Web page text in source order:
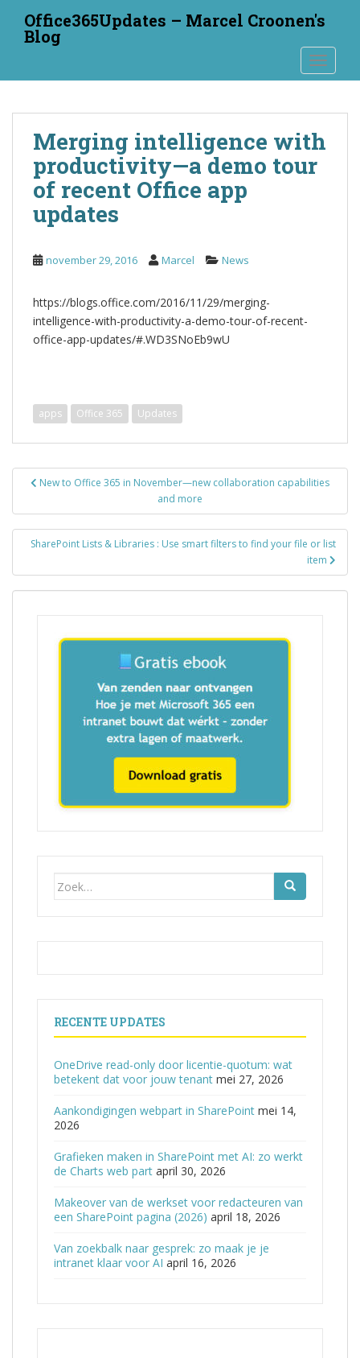
t
Office365Updates – Marcel Croonen's
Blog
Merging intelligence with
productivity—a demo tour
of recent Office app
updates
november 29, 2016 Marcel News
https://blogs.office.com/2016/11/29/merging-
intelligence-with-productivity-a-demo-tour-of-recent-
office-app-updates/#.WD3SNoEb9wU
apps Office 365 Updates
Bericht
New to Office 365 in November—new collaboration capabilities
and more
SharePoint Lists & Libraries : Use smart filters to find your file or list
item
Zoek
RECENTE UPDATES
OneDrive read-only door licentie-quotum: wat
betekent dat voor jouw tenant mei 27, 2026
Aankondigingen webpart in SharePoint mei 14,
2026
Grafieken maken in SharePoint met AI: zo werkt
de Charts web part april 30, 2026
Makeover van de werkset voor redacteuren van
een SharePoint pagina (2026) april 18, 2026
Van zoekbalk naar gesprek: zo maak je je
intranet klaar voor AI april 16, 2026